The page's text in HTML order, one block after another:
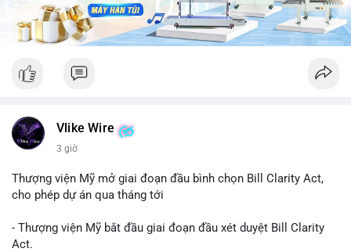
Vlike Wire
3 giờ
Thượng viện Mỹ mở giai đoạn đầu bình chọn Bill Clarity Act,
cho phép dự án qua tháng tới
- Thượng viện Mỹ bắt đầu giai đoạn đầu xét duyệt Bill Clarity
Act.